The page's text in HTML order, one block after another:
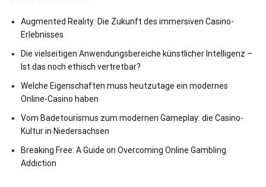
Augmented Reality: Die Zukunft des immersiven Casino-
Erlebnisses
Die vielseitigen Anwendungsbereiche künstlicher Intelligenz –
Ist das noch ethisch vertretbar?
Welche Eigenschaften muss heutzutage ein modernes
Online-Casino haben
Vom Badetourismus zum modernen Gameplay: die Casino-
Kultur in Niedersachsen
Breaking Free: A Guide on Overcoming Online Gambling
Addiction